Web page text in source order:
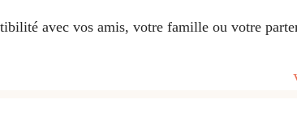
avec vos amis, votre famille ou votre